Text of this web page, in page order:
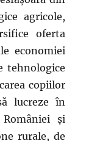
agricole,
oferta
economiei
tehnologice
copiilor
lucreze în
şi
rurale, de